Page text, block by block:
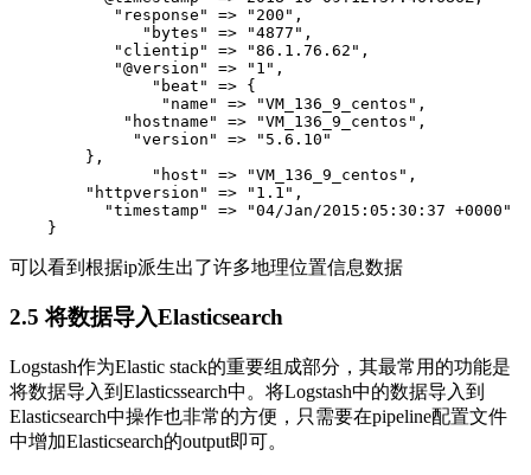
           "response" => "200",
              "bytes" => "4877",
           "clientip" => "86.1.76.62",
           "@version" => "1",
               "beat" => {
                "name" => "VM_136_9_centos",
            "hostname" => "VM_136_9_centos",
             "version" => "5.6.10"
        },
               "host" => "VM_136_9_centos",
        "httpversion" => "1.1",
          "timestamp" => "04/Jan/2015:05:30:37 +0000"
    }
可以看到根据ip派生出了许多地理位置信息数据
2.5 将数据导入Elasticsearch
Logstash作为Elastic stack的重要组成部分，其最常用的功能是
将数据导入到Elasticssearch中。将Logstash中的数据导入到
Elasticsearch中操作也非常的方便，只需要在pipeline配置文件
中增加Elasticsearch的output即可。